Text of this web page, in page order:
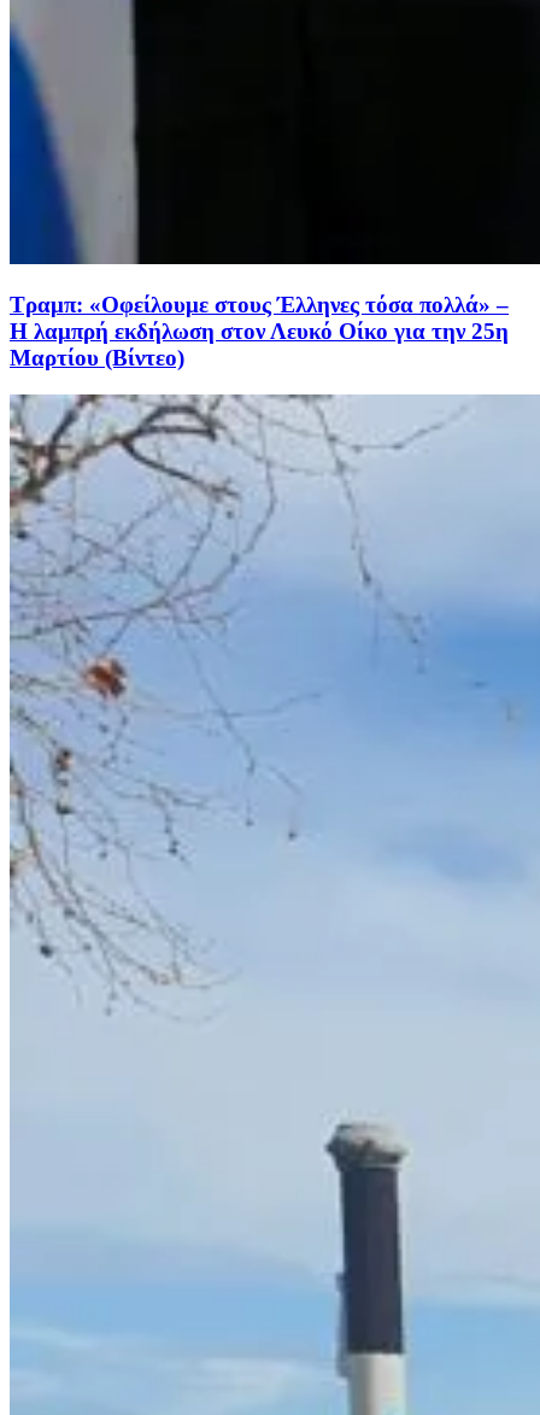
Τραμπ: «Οφείλουμε στους Έλληνες τόσα πολλά» –
Η λαμπρή εκδήλωση στον Λευκό Οίκο για την 25η
Μαρτίου (Βίντεο)